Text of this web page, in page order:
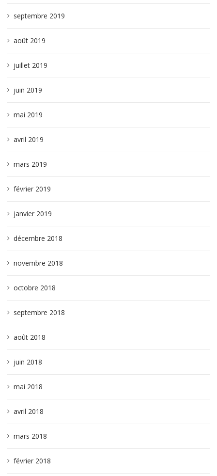
septembre 2019
août 2019
juillet 2019
juin 2019
mai 2019
avril 2019
mars 2019
février 2019
janvier 2019
décembre 2018
novembre 2018
octobre 2018
septembre 2018
août 2018
juin 2018
mai 2018
avril 2018
mars 2018
février 2018